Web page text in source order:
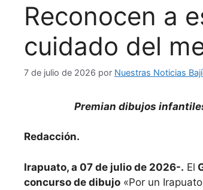
Reconocen a
cuidado del
7 de julio de 2026 por Nuestras Noticias
Premian dibujos
Redacción.
Irapuato, a 07 de julio de 2026-. El
concurso de dibujo «Por un